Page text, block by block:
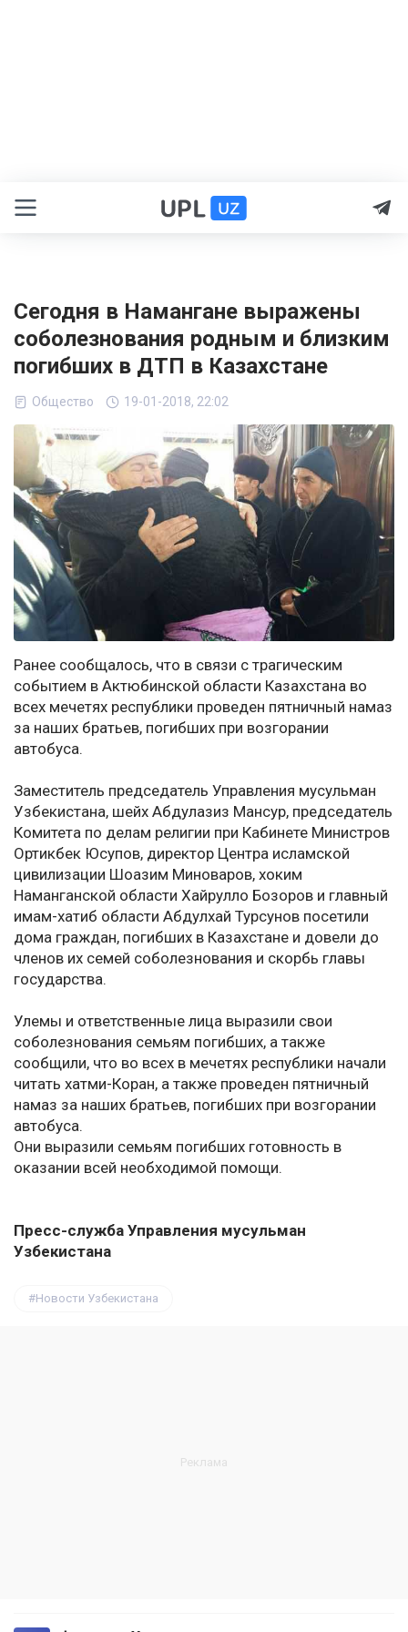
Сегодня в Намангане выражены
соболезнования родным и близким
погибших в ДТП в Казахстане
Общество 19-01-2018, 22:02
Ранее сообщалось, что в связи с трагическим
событием в Актюбинской области Казахстана во
всех мечетях республики проведен пятничный намаз
за наших братьев, погибших при возгорании
автобуса.
Заместитель председатель Управления мусульман
Узбекистана, шейх Абдулазиз Мансур, председатель
Комитета по делам религии при Кабинете Министров
Ортикбек Юсупов, директор Центра исламской
цивилизации Шоазим Миноваров, хоким
Наманганской области Хайрулло Бозоров и главный
имам-хатиб области Абдулхай Турсунов посетили
дома граждан, погибших в Казахстане и довели до
членов их семей соболезнования и скорбь главы
государства.
Улемы и ответственные лица выразили свои
соболезнования семьям погибших, а также
сообщили, что во всех в мечетях республики начали
читать хатми-Коран, а также проведен пятничный
намаз за наших братьев, погибших при возгорании
автобуса.
Они выразили семьям погибших готовность в
оказании всей необходимой помощи.
Пресс-служба Управления мусульман
Узбекистана
Новости Узбекистана